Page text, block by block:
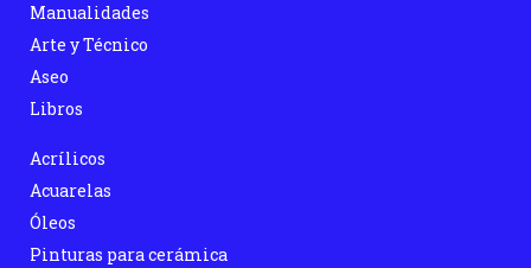
Manualidades
Arte y Técnico
Aseo
Libros
Acrílicos
Acuarelas
Óleos
Pinturas para cerámica